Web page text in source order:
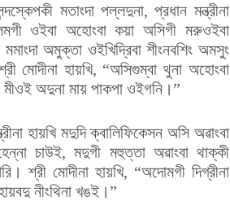
মতাংদা পল্লদুনা, প্রধান মন্ত্রীনা
ওইবা অহোংবা কয়া অসিগী মরুওইবা
অমুক্তা ওইখিদ্রিবা শীংনবশিং অমসুং
মোদীনা হায়খি, “অসিগুম্বা থুনা অহোংবা
মীওই অদুনা মায় পাকপা ওইগনি।”
হায়খি মদুদি ক্বালিফিকেসন অসি অৱাংবা
চাউই, মদুগী মহুত্তা অৱাংবা থাক্কী
শ্রী মোদীনা হায়খি, “অদোমগী দিগ্রীনা
নীংথিনা খঙই।”